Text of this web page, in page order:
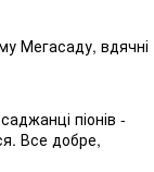
Мегасаду, вдячні
піонів -
Все добре,